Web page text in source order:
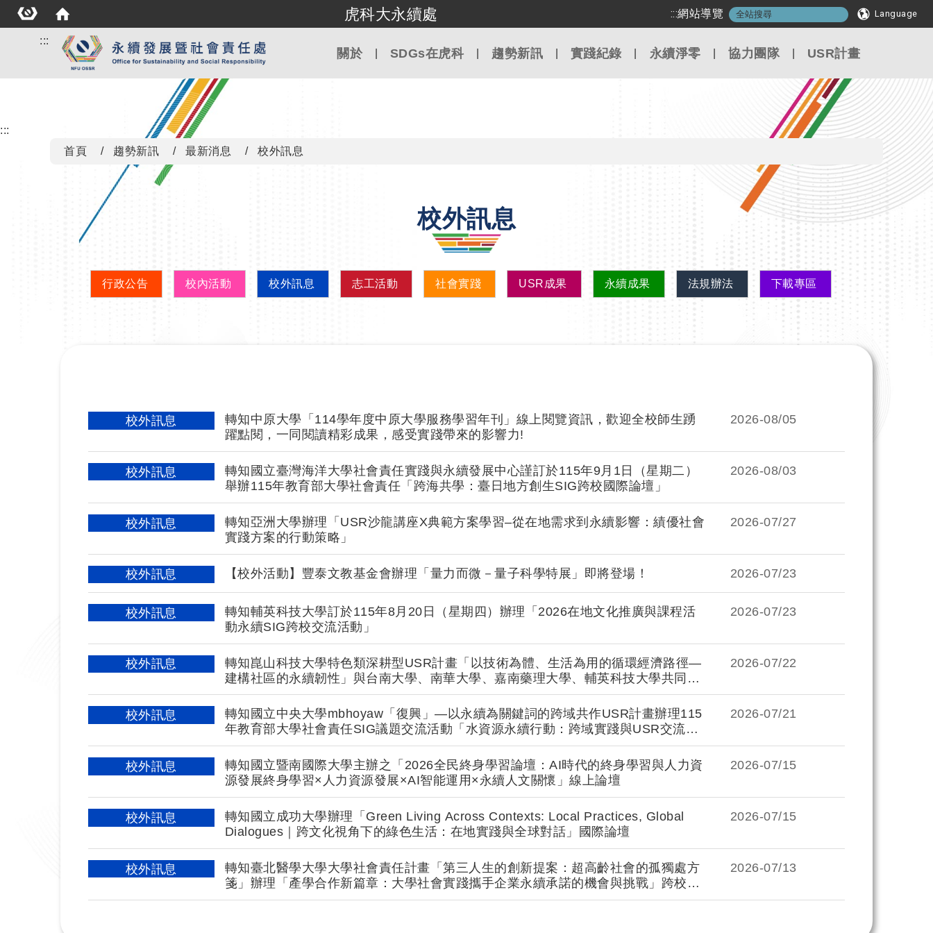
虎科大永續處 :::網站導覽 Language
跳到主要內容
:::
關於 SDGs在虎科 趨勢新訊 實踐紀錄 永續淨零 協力團隊 USR計畫
:::
首頁
趨勢新訊 最新消息 校外訊息
校外訊息
行政公告 校內活動 校外訊息 志工活動 社會實踐 USR成果 永續成果 法規辦法 下載專區
校外訊息
轉知中原大學「114學年度中原大學服務學習年刊」線上閱覽資訊，歡迎全校師生踴
躍點閱，一同閱讀精彩成果，感受實踐帶來的影響力!
2026-08/05
校外訊息
轉知國立臺灣海洋大學社會責任實踐與永續發展中心謹訂於115年9月1日（星期二）
舉辦115年教育部大學社會責任「跨海共學：臺日地方創生SIG跨校國際論壇」
2026-08/03
校外訊息
轉知亞洲大學辦理「USR沙龍講座X典範方案學習–從在地需求到永續影響：績優社會
實踐方案的行動策略」
2026-07/27
校外訊息 【校外活動】豐泰文教基金會辦理「量力而微－量子科學特展」即將登場！ 2026-07/23
校外訊息
轉知輔英科技大學訂於115年8月20日（星期四）辦理「2026在地文化推廣與課程活
動永續SIG跨校交流活動」
2026-07/23
校外訊息
轉知崑山科技大學特色類深耕型USR計畫「以技術為體、生活為用的循環經濟路徑—
建構社區的永續韌性」與台南大學、南華大學、嘉南藥理大學、輔英科技大學共同辦
理USR培力活動：跨校SIG【從社會實踐到教學創新：USR與教學實踐的共創價值】
2026-07/22
校外訊息
轉知國立中央大學mbhoyaw「復興」—以永續為關鍵詞的跨域共作USR計畫辦理115
年教育部大學社會責任SIG議題交流活動「水資源永續行動：跨域實踐與USR交流」
活動相關資訊
2026-07/21
校外訊息
轉知國立暨南國際大學主辦之「2026全民終身學習論壇：AI時代的終身學習與人力資
源發展終身學習×人力資源發展×AI智能運用×永續人文關懷」線上論壇
2026-07/15
校外訊息
轉知國立成功大學辦理「Green Living Across Contexts: Local Practices, Global
Dialogues｜跨文化視角下的綠色生活：在地實踐與全球對話」國際論壇
2026-07/15
校外訊息
轉知臺北醫學大學大學社會責任計畫「第三人生的創新提案：超高齡社會的孤獨處方
箋」辦理「產學合作新篇章：大學社會實踐攜手企業永續承諾的機會與挑戰」跨校
SIG培力活動
2026-07/13